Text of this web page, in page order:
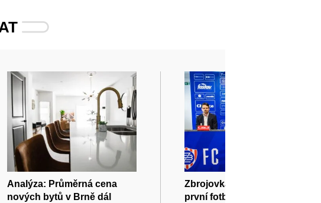
Analýza: Průměrná cena
nových bytů v Brně dál
Zbrojovka si po návratu do
první fotbalové ligy nedává